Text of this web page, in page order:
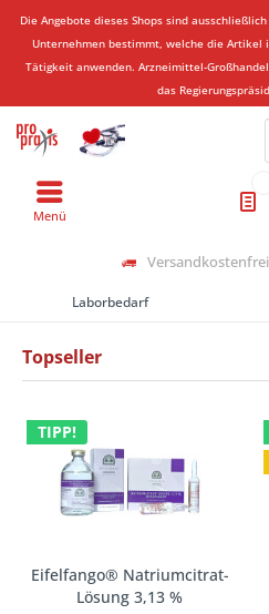
Die Angebote dieses Shops sind
Unternehmen bestimmt, welche die
Tätigkeit anwenden. Arzneimittel-
das
Menü
Laborbedarf
Topseller
TIPP!
Eifelfango® Natriumcitrat-
Lösung 3,13 %